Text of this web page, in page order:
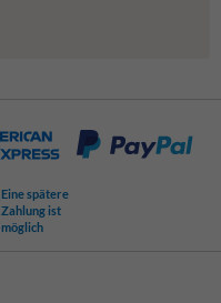
Eine spätere
Zahlung ist
möglich